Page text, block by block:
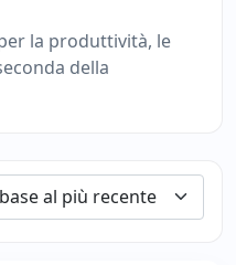
la produttività, le
della